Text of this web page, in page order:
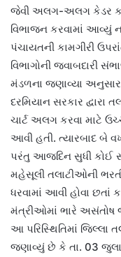
જેવી અલગ-અલગ કેડર
વિભાજન કરવામાં આવ્યું
પંચાયતની કામગીરી
વિભાગોની જવાબદારી
મંડળના જણાવ્યા અનુસાર
દરમિયાન સરકાર દ્વારા
ચાર્ટ અલગ કરવા માટે
આવી હતી. ત્યારબાદ બે
પરંતુ આજદિન સુધી કોઈ
મહેસૂલી તલાટીઓની
ધરવામાં આવી હોવા છતાં
મંત્રીઓમાં ભારે અસંતોષ
આ પરિસ્થિતિમાં જિલ્લા
જણાવ્યું છે કે તા. 03